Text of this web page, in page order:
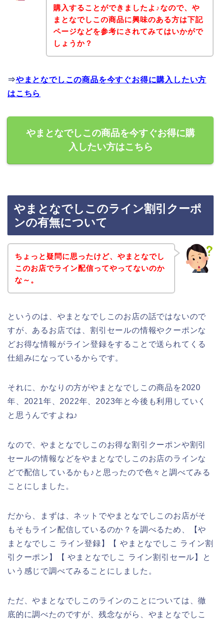
購入することができましたよ♪なので、や
まとなでしこの商品に興味のある方は下記
ページなどを参考にされてみてはいかがで
しょうか？
⇒やまとなでしこの商品を今すぐお得に購入したい方
はこちら
やまとなでしこの商品を今すぐお得に購
入したい方はこちら
やまとなでしこのライン割引クーポ
ンの有無について
ちょっと疑問に思ったけど、やまとなでし
このお店でライン配信ってやってないのか
な～。
というのは、やまとなでしこのお店の話ではないので
すが、あるお店では、割引セールの情報やクーポンな
どお得な情報がライン登録をすることで送られてくる
仕組みになっているからです。
それに、かなりの方がやまとなでしこの商品を2020
年、2021年、2022年、2023年と今後も利用していく
と思うんですよね♪
なので、やまとなでしこのお得な割引クーポンや割引
セールの情報などをやまとなでしこのお店のラインな
どで配信しているかも♪と思ったので色々と調べてみる
ことにしました。
だから、まずは、ネットでやまとなでしこのお店がそ
もそもライン配信しているのか？を調べるため、【や
まとなでしこ ライン登録】【 やまとなでしこ ライン割
引クーポン】【 やまとなでしこ ライン割引セール】と
いう感じで調べてみることにしました。
ただ、やまとなでしこのラインのことについては、徹
底的に調べたのですが、残念ながら、やまとなでしこ